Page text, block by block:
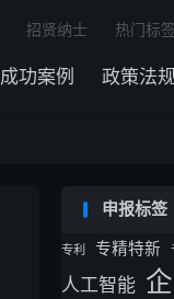
成功案例 政策法
招贤纳士 热门标签
申报标签
专利 专精特新
人工智能